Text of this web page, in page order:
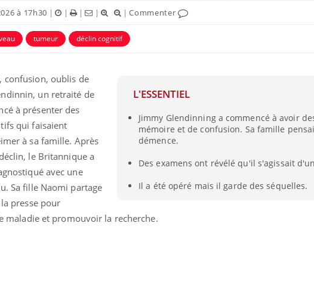
à 17h30 | | | | |Commenter
tumeur déclin cognitif
L'ESSENTIEL
Jimmy Glendinning a commencé à avoir
mémoire et de confusion. Sa famille
démence.
Des examens ont révélé qu'il s'agissait
Il a été opéré mais il garde des séquelles.
confusion, oublis de
un retraité de
à présenter des
qui faisaient
à sa famille. Après
le Britannique a
avec une
Sa fille Naomi partage
presse pour
maladie et promouvoir la recherche.
: ce qui Pourquoi votre ventre